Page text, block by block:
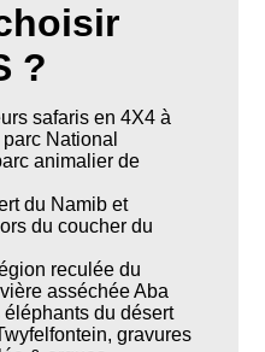
?
safaris en 4X4 à
National
animalier de
du Namib et
du coucher du
reculée du
asséchée Aba
du désert
gravures